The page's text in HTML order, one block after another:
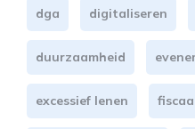
dga digitaliseren
duurzaamheid
excessief lenen